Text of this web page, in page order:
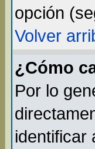
opción
Volver
¿Cómo
Por lo
identificar